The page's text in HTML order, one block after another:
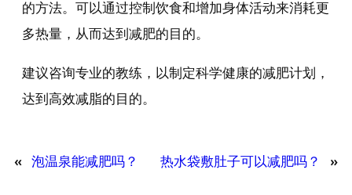
的方法。可以通过控制饮食和增加身体活动来消耗更
多热量，从而达到减肥的目的。
建议咨询专业的教练，以制定科学健康的减肥计划，
达到高效减脂的目的。
« 泡温泉能减肥吗？ 热水袋敷肚子可以减肥吗？ »